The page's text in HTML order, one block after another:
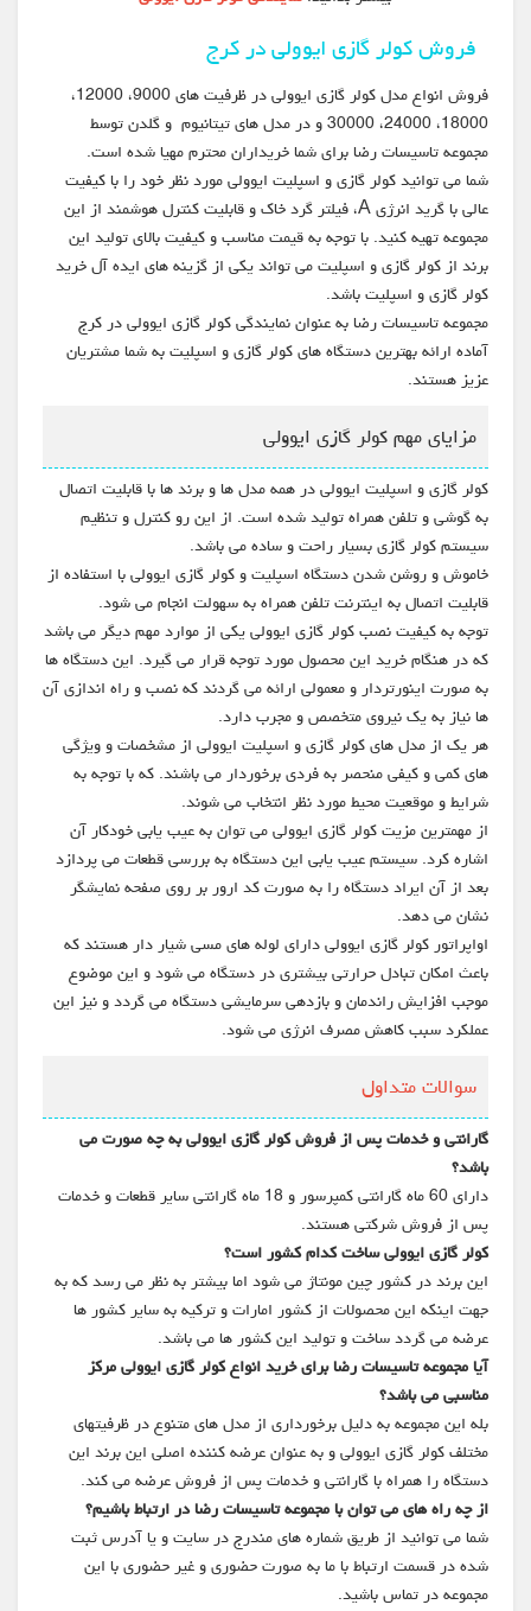
فروش کولر گازی ایوولی در کرج
فروش انواع مدل کولر گازی ایوولی در ظرفیت های 9000، 12000،
18000، 24000، 30000 و در مدل های تیتانیوم و گلدن توسط
مجموعه تاسیسات رضا برای شما خریداران محترم مهیا شده است.
شما می توانید کولر گازی و اسپلیت ایوولی مورد نظر خود را با کیفیت
عالی با گرید انرژی A، فیلتر گرد خاک و قابلیت کنترل هوشمند از این
مجموعه تهیه کنید. با توجه به قیمت مناسب و کیفیت بالای تولید این
برند از کولر گازی و اسپلیت می تواند یکی از گزینه های ایده آل خرید
کولر گازی و اسپلیت باشد.
مجموعه تاسیسات رضا به عنوان نمایندگی کولر گازی ایوولی در کرج
آماده ارائه بهترین دستگاه های کولر گازی و اسپلیت به شما مشتریان
عزیز هستند.
مزایای مهم کولر گازی ایوولی
کولر گازی و اسپلیت ایوولی در همه مدل ها و برند ها با قابلیت اتصال
به گوشی و تلفن همراه تولید شده است. از این رو کنترل و تنظیم
سیستم کولر گازی بسیار راحت و ساده می باشد.
خاموش و روشن شدن دستگاه اسپلیت و کولر گازی ایوولی با استفاده از
قابلیت اتصال به اینترنت تلفن همراه به سهولت انجام می شود.
توجه به کیفیت نصب کولر گازی ایوولی یکی از موارد مهم دیگر می باشد
که در هنگام خرید این محصول مورد توجه قرار می گیرد. این دستگاه ها
به صورت اینورتردار و معمولی ارائه می گردند که نصب و راه اندازی آن
ها نیاز به یک نیروی متخصص و مجرب دارد.
هر یک از مدل های کولر گازی و اسپلیت ایوولی از مشخصات و ویژگی
های کمی و کیفی منحصر به فردی برخوردار می باشند. که با توجه به
شرایط و موقعیت محیط مورد نظر انتخاب می شوند.
از مهمترین مزیت کولر گازی ایوولی می توان به عیب یابی خودکار آن
اشاره کرد. سیستم عیب یابی این دستگاه به بررسی قطعات می پردازد
بعد از آن ایراد دستگاه را به صورت کد ارور بر روی صفحه نمایشگر
نشان می دهد.
اواپراتور کولر گازی ایوولی دارای لوله های مسی شیار دار هستند که
باعث امکان تبادل حرارتی بیشتری در دستگاه می شود و این موضوع
موجب افزایش راندمان و بازدهی سرمایشی دستگاه می گردد و نیز این
عملکرد سبب کاهش مصرف انرژی می شود.
سوالات متداول
گارانتی و خدمات پس از فروش کولر گازی ایوولی به چه صورت می
باشد؟
دارای 60 ماه گارانتی کمپرسور و 18 ماه گارانتی سایر قطعات و خدمات
پس از فروش شرکتی هستند.
کولر گازی ایوولی ساخت کدام کشور است؟
این برند در کشور چین مونتاژ می شود اما بیشتر به نظر می رسد که به
جهت اینکه این محصولات از کشور امارات و ترکیه به سایر کشور ها
عرضه می گردد ساخت و تولید این کشور ها می باشد.
آیا مجموعه تاسیسات رضا برای خرید انواع کولر گازی ایوولی مرکز
مناسبی می باشد؟
بله این مجموعه به دلیل برخورداری از مدل های متنوع در ظرفیتهای
مختلف کولر گازی ایوولی و به عنوان عرضه کننده اصلی این برند این
دستگاه را همراه با گارانتی و خدمات پس از فروش عرضه می کند.
از چه راه های می توان با مجموعه تاسیسات رضا در ارتباط باشیم؟
شما می توانید از طریق شماره های مندرج در سایت و یا آدرس ثبت
شده در قسمت ارتباط با ما به صورت حضوری و غیر حضوری با این
مجموعه در تماس باشید.